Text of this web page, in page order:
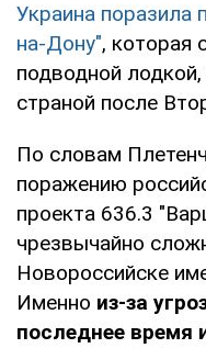
Украина поразила
на-Дону", которая
подводной
страной после
По словам
поражению
проекта 636.3
чрезвычайно
Новороссийске
Именно из-за
последнее время